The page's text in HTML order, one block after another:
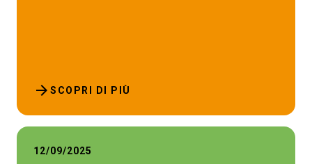
SCOPRI DI PIÙ
arrow_forward
12/09/2025